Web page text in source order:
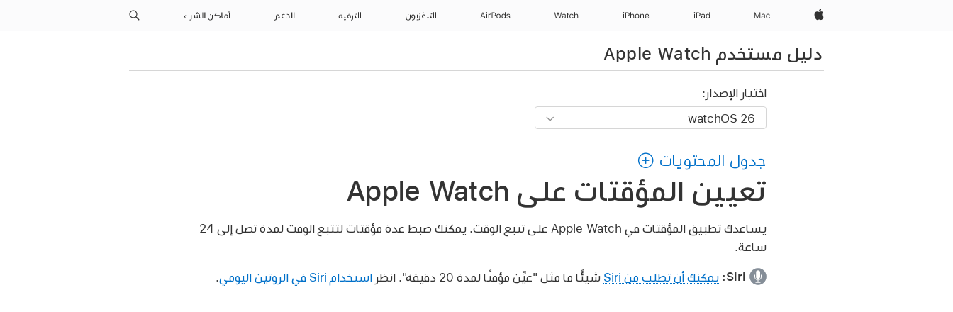
Apple‏
Mac
iPad‏
iPhone
Watch
AirPods التلفزيون الترفيه الدعم أماكن الشراء
دليل مستخدم Apple Watch
اختيار الإصدار:
جدول المحتويات
تعيين المؤقتات على Apple Watch
يساعدك تطبيق المؤقتات في Apple Watch على تتبع الوقت. يمكنك ضبط عدة مؤقتات لتتبع الوقت لمدة تصل إلى 24
ساعة.
Siri: يمكنك أن تطلب من Siri شيئًا ما مثل "عيِّن مؤقتًا لمدة 20 دقيقة". انظراستخدام Siri في الروتين اليومي